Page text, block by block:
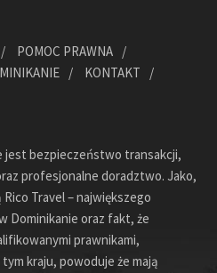
POMOC PRAWNA
KONTAKT
jest bezpieczeństwo transakcji,
profesjonalne doradztwo. Jako,
Travel – największego
Dominikanie oraz fakt, że
prawnikami,
kraju, powoduje że mają